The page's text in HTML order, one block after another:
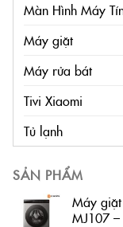
Màn Hình Máy
Máy giặt
Máy rửa bát
Tivi Xiaomi
Tủ lạnh
SẢN PHẨM
Máy
MJ107